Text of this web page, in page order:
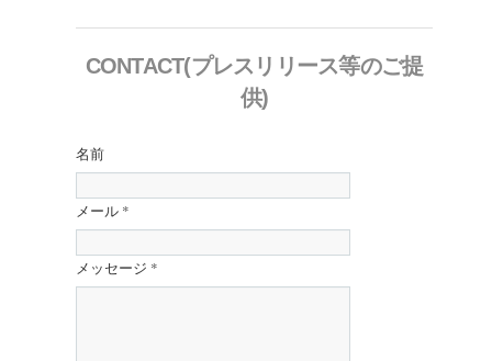
CONTACT(プレスリリース等のご提
供)
名前
メール *
メッセージ *